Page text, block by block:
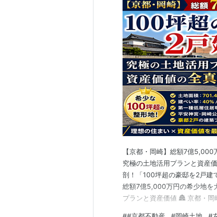
【京都・岡崎】総額7億
究極の土地活用プランと資産
剖！「100坪超の豪邸を2戸建
総額7億5,000万円の希少地を
プランと資産価値 🏯 京都・